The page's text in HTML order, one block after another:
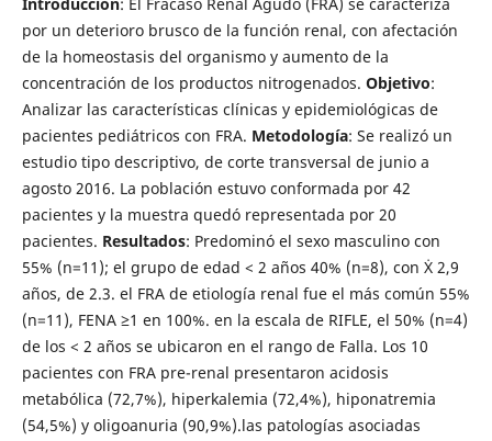
por un deterioro brusco de la función renal, con afectación
de la homeostasis del organismo y aumento de la
concentración de los productos nitrogenados. Objetivo:
Analizar las características clínicas y epidemiológicas de
pacientes pediátricos con FRA. Metodología: Se realizó un
estudio tipo descriptivo, de corte transversal de junio a
agosto 2016. La población estuvo conformada por 42
pacientes y la muestra quedó representada por 20
pacientes. Resultados: Predominó el sexo masculino con
55% (n=11); el grupo de edad < 2 años 40% (n=8), con Ẋ 2,9
años, de 2.3. el FRA de etiología renal fue el más común 55%
(n=11), FENA ≥1 en 100%. en la escala de RIFLE, el 50% (n=4)
de los < 2 años se ubicaron en el rango de Falla. Los 10
pacientes con FRA pre-renal presentaron acidosis
metabólica (72,7%), hiperkalemia (72,4%), hiponatremia
(54,5%) y oligoanuria (90,9%).las patologías asociadas